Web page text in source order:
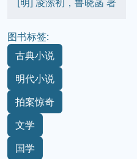
图书标签:
古典小说
明代小说
拍案惊奇
文学
国学